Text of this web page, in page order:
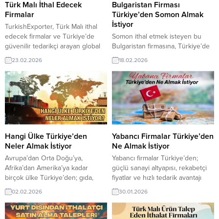
erişebilmektedir. ➤ Bu...
İstiyorBelçikalı Firma, Türkiye’de
Çikolata Kalıbı...
Türk Malı İthal Edecek
Firmalar
TurkishExporter, Türk Malı ithal
edecek firmalar ve Türkiye’de
güvenilir tedarikçi arayan global
alıcılar için önemli bir fırsatlar
sunuyor. TurkishExporter
üzerinden güncel taleplere
ulaşabilir, ihracatçılarla doğrudan
iletişime geçerek yeni pazarlara
açılabilirsiniz. Hemen keşfedin!
Günün Alım Taleplerinden
Bazıları: Bulgaristan Firma,
Türkiye’den Somon Almak
İstiyorIrak Şirketi, Türkiye’den
Saplama Cıvata AlacakHollandalı
Şirket, Türkiye’de Reçel...
23.02.2026
Bulgaristan Firması
Türkiye’den Somon Almak
İstiyor
Somon ithal etmek isteyen bu
Bulgaristan firmasına, Türkiye’de
balık ve deniz ürünleri ile somon
üreticisi veya tedarikçisi olan
ihracatçı firmalar teklif sunabilirler.
Yeni bir ihracat pazarı fırsatı olan
bu alım ilanının iletişim bilgilerine
TurkishExporter VIP üyeleri ile TE
üyelik kredisi sahibi ihracat
şirketleri erişebilmektedir. ➤ Bu
ithalat alım talebinin detaylarına...
18.02.2026
Hangi Ülke Türkiye’den
Neler Almak İstiyor
Avrupa’dan Orta Doğu’ya,
Afrika’dan Amerika’ya kadar
birçok ülke Türkiye’den; gıda,
tekstil, otomotiv, inşaat ve sanayi
ürünleri talep ediyor. Güncel
ithalat talepleriyle hangi ülke ne
alıyor, ihracatçılar için fırsatları
02.02.2026
Yabancı Firmalar Türkiye’den
Ne Almak İstiyor
Yabancı firmalar Türkiye’den;
güçlü sanayi altyapısı, rekabetçi
fiyatlar ve hızlı tedarik avantajı
sayesinde gıdadan makineye,
tekstilden kimyaya geniş bir ürün
yelpazesi talep ediyor. Türk
üreticiler küresel pazarda
30.01.2026